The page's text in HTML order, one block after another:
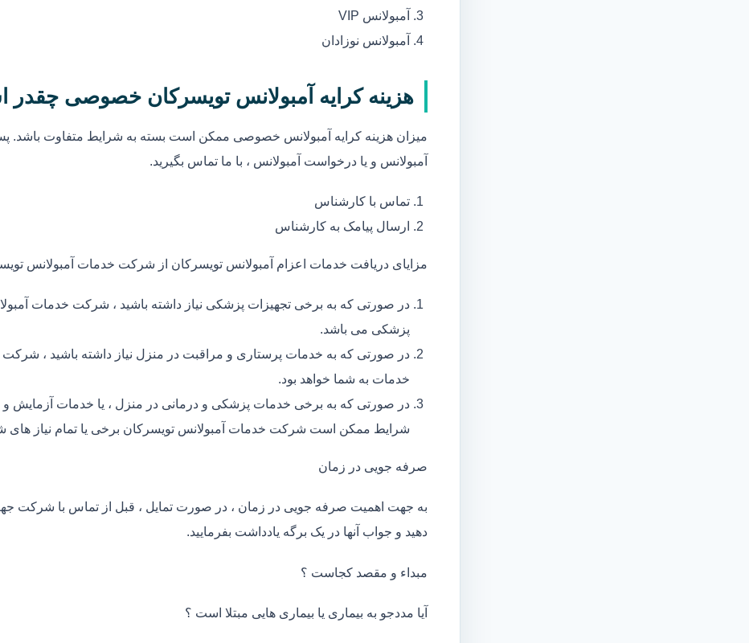
آمبولانس VIP
آمبولانس نوزادان
هزینه کرایه آمبولانس تویسرکان خصوصی
میزان هزینه کرایه آمبولانس خصوصی ممکن است بسته به شرایط متفاوت باشد.
آمبولانس و یا درخواست آمبولانس ، با ما تماس بگیرید.
تماس با کارشناس
ارسال پیامک به کارشناس
مزایای دریافت خدمات اعزام آمبولانس تویسرکان از شرکت خدمات آمبولانس
در صورتی که به برخی تجهیزات پزشکی نیاز داشته باشید ، شرکت خدمات
پزشکی می باشد.
در صورتی که به خدمات پرستاری و مراقبت در منزل نیاز داشته باشید ، شرکت
خدمات به شما خواهد بود.
در صورتی که به برخی خدمات پزشکی و درمانی در منزل ، یا خدمات آزمایش و
شرایط ممکن است شرکت خدمات آمبولانس تویسرکان برخی یا تمام نیاز های
صرفه جویی در زمان
به جهت اهمیت صرفه جویی در زمان ، در صورت تمایل ، قبل از تماس با شرکت
دهید و جواب آنها در یک برگه یادداشت بفرمایید.
مبداء و مقصد کجاست ؟
آیا مددجو به بیماری یا بیماری هایی مبتلا است ؟